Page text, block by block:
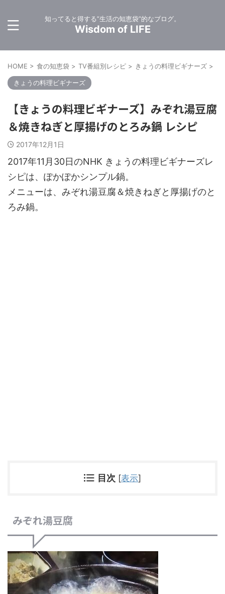
知ってると得する”生活の知恵袋”的なブログ。
Wisdom of LIFE
HOME > 食の知恵袋 > TV番組別レシピ > きょうの料理ビギナーズ >
きょうの料理ビギナーズ
【きょうの料理ビギナーズ】みぞれ湯豆腐
＆焼きねぎと厚揚げのとろみ鍋 レシピ
2017年12月1日
2017年11月30日のNHK きょうの料理ビギナーズレ
シピは、ぽかぽかシンプル鍋。
メニューは、みぞれ湯豆腐＆焼きねぎと厚揚げのと
ろみ鍋。
目次 [表示]
みぞれ湯豆腐